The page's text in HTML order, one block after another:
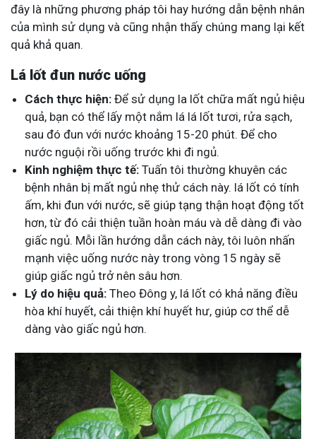
đây là những phương pháp tôi hay hướng dẫn bệnh nhân
của mình sử dụng và cũng nhận thấy chúng mang lại kết
quả khả quan.
Lá lốt đun nước uống
Cách thực hiện: Để sử dụng la lốt chữa mất ngủ hiệu
quả, bạn có thể lấy một nắm lá lá lốt tươi, rửa sạch,
sau đó đun với nước khoảng 15-20 phút. Để cho
nước nguội rồi uống trước khi đi ngủ.
Kinh nghiệm thực tế: Tuấn tôi thường khuyên các
bệnh nhân bị mất ngủ nhẹ thử cách này. lá lốt có tính
ấm, khi đun với nước, sẽ giúp tạng thận hoạt động tốt
hơn, từ đó cải thiện tuần hoàn máu và dễ dàng đi vào
giấc ngủ. Mỗi lần hướng dẫn cách này, tôi luôn nhấn
mạnh việc uống nước này trong vòng 15 ngày sẽ
giúp giấc ngủ trở nên sâu hơn.
Lý do hiệu quả: Theo Đông y, lá lốt có khả năng điều
hòa khí huyết, cải thiện khí huyết hư, giúp cơ thể dễ
dàng vào giấc ngủ hơn.